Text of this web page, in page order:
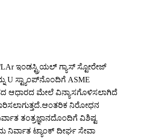
LAr ಇಂಡಸ್ಟ್ರಿಯಲ್ ಗ್ಯಾಸ್ ಸ್ಟೋರೇಜ್
U ಸ್ಟ್ಯಾಂಪ್‌ನೊಂದಿಗೆ ASME
ಆಧಾರದ ಮೇಲೆ ವಿನ್ಯಾಸಗೊಳಿಸಲಾಗಿದೆ
ನಿರೋಧನ
ತಂತ್ರಜ್ಞಾನದೊಂದಿಗೆ ವಿಶಿಷ್ಟ
ನಿರ್ವಾತ ಟ್ಯಾಂಕ್ ದೀರ್ಘ ಸೇವಾ